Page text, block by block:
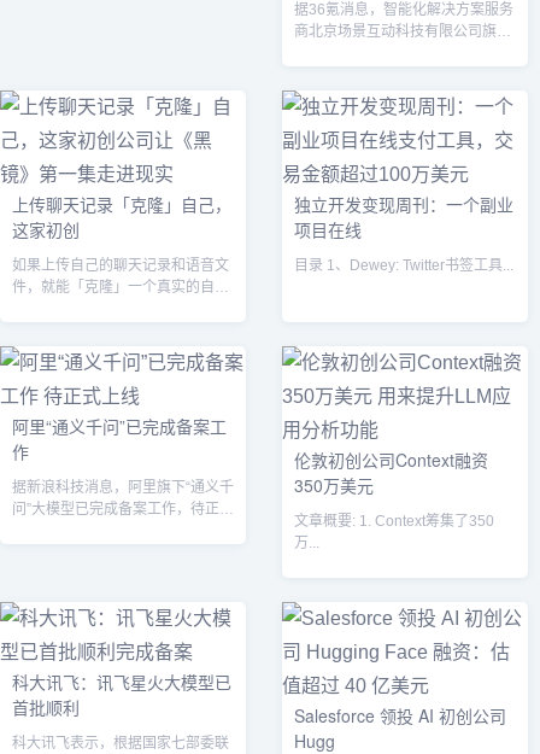
据36氪消息，智能化解决方案服务
商北京场景互动科技有限公司旗下
上传聊天记录「克隆」自己，
这家初创
如果上传自己的聊天记录和语音文
件，就能「克隆」一个真实的自
独立开发变现周刊：一个副业
项目在线
目录 1、Dewey: Twitter书签工具...
阿里“通义千问”已完成备案工
作
据新浪科技消息，阿里旗下“通义千
问”大模型已完成备案工作，待正式
伦敦初创公司Context融资
350万美元
文章概要: 1. Context筹集了350
万...
科大讯飞：讯飞星火大模型已
首批顺利
科大讯飞表示，根据国家七部委联
Salesforce 领投 AI 初创公司
Hugg